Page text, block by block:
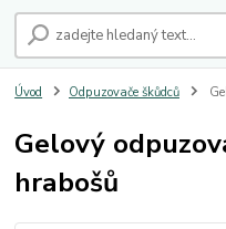
Úvod Odpuzovače škůdců
Gelový
hrabošů